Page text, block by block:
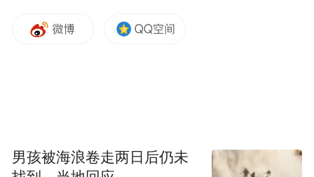
除此之外，网络安全领域专家也对此表示担
忧。美国“商业内幕”网站报道称，一名挪威
男孩被海浪卷走两日后仍未